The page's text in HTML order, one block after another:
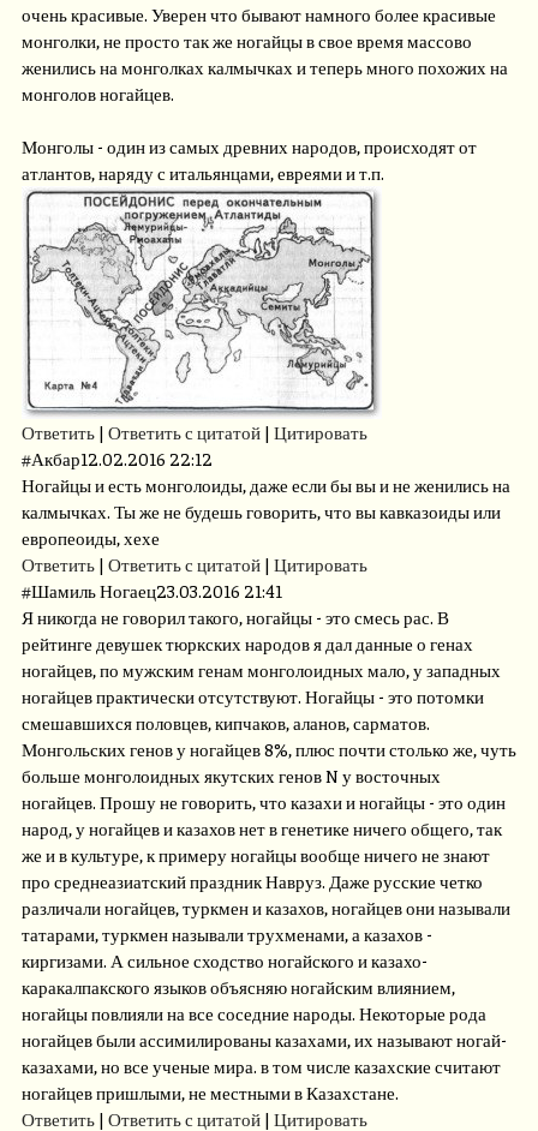
очень красивые. Уверен что бывают намного более красивые
монголки, не просто так же ногайцы в свое время массово
женились на монголках калмычках и теперь много похожих на
монголов ногайцев.
Монголы - один из самых древних народов, происходят от
атлантов, наряду с итальянцами, евреями и т.п.
Ответить | Ответить с цитатой | Цитировать
#Акбар12.02.2016 22:12
Ногайцы и есть монголоиды, даже если бы вы и не женились на
калмычках. Ты же не будешь говорить, что вы кавказоиды или
европеоиды, хехе
Ответить | Ответить с цитатой | Цитировать
#Шамиль Ногаец23.03.2016 21:41
Я никогда не говорил такого, ногайцы - это смесь рас. В
рейтинге девушек тюркских народов я дал данные о генах
ногайцев, по мужским генам монголоидных мало, у западных
ногайцев практически отсутствуют. Ногайцы - это потомки
смешавшихся половцев, кипчаков, аланов, сарматов.
Монгольских генов у ногайцев 8%, плюс почти столько же, чуть
больше монголоидных якутских генов N у восточных
ногайцев. Прошу не говорить, что казахи и ногайцы - это один
народ, у ногайцев и казахов нет в генетике ничего общего, так
же и в культуре, к примеру ногайцы вообще ничего не знают
про среднеазиатский праздник Навруз. Даже русские четко
различали ногайцев, туркмен и казахов, ногайцев они называли
татарами, туркмен называли трухменами, а казахов -
киргизами. А сильное сходство ногайского и казахо-
каракалпакского языков объясняю ногайским влиянием,
ногайцы повлияли на все соседние народы. Некоторые рода
ногайцев были ассимилированы казахами, их называют ногай-
казахами, но все ученые мира. в том числе казахские считают
ногайцев пришлыми, не местными в Казахстане.
Ответить | Ответить с цитатой | Цитировать